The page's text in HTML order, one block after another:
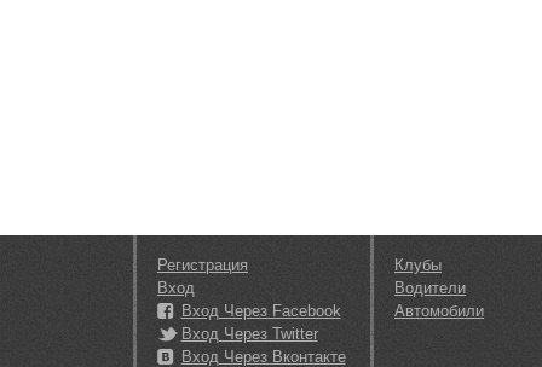
Регистрация
Вход
Вход Через Facebook
Вход Через Twitter
Вход Через Вконтакте
Клубы
Водители
Автомобили